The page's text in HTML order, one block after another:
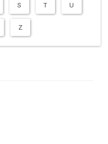
S T U
Z